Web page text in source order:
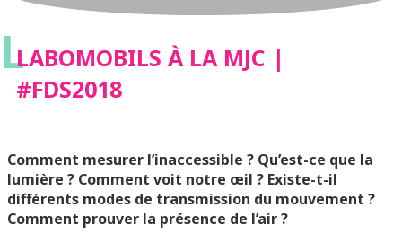
LLABOMOBILS À LA MJC |
#FDS2018
Comment mesurer l’inaccessible ? Qu’est-ce que la
lumière ? Comment voit notre œil ? Existe-t-il
différents modes de transmission du mouvement ?
Comment prouver la présence de l’air ?